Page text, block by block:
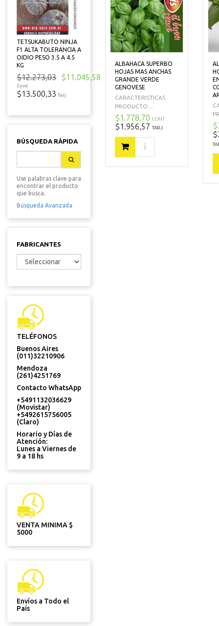
TETSUKABUTO NINJA
F1 ALTA TOLERANCIA A
OIDIO PESO 3.5 A 4.5
KG
$12.273,03 $11.045,58
Cont
$13.500,33 Tarj
BÚSQUEDA RÁPIDA
Use palabras clave para
encontrar el producto
que busca.
Búsqueda Avanzada
FABRICANTES
TELÉFONOS
Buenos Aires
(011)32210906
Mendoza
(261)4251769
Contacto WhatsApp
+5491132036629
(Movistar)
+5492615756005
(Claro)
Horario y Días de
Atención:
Lunes a Viernes de
9 a 18 hs
VENTA MINIMA $
5000
Envíos a Todo el
País
ALBAHACA SUPERBO
HOJAS MAS ANCHAS
GRANDE VERDE
GENOVESE
CARACTERISTICAS
PRODUCTO:...
$1.778,70 CONT
$1.956,57 TARJ